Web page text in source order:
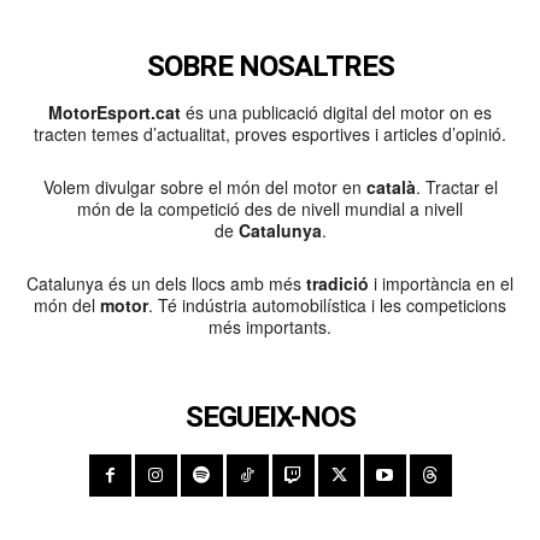
SOBRE NOSALTRES
MotorEsport.cat és una publicació digital del motor on es
tracten temes d’actualitat, proves esportives i articles d’opinió.
Volem divulgar sobre el món del motor en català. Tractar el
món de la competició des de nivell mundial a nivell
de Catalunya.
Catalunya és un dels llocs amb més tradició i importància en el
món del motor. Té indústria automobilística i les competicions
més importants.
SEGUEIX-NOS